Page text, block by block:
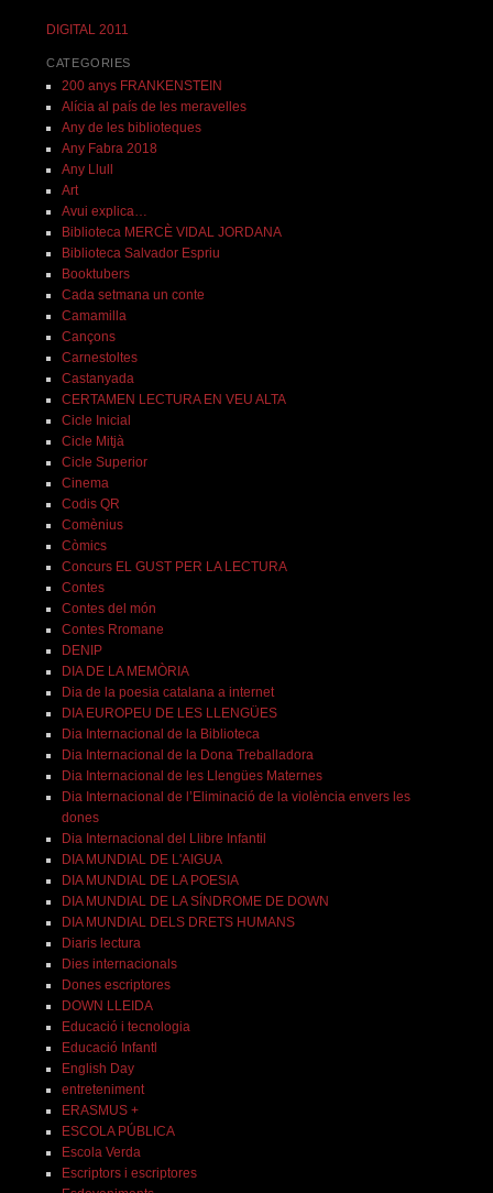
DIGITAL 2011
CATEGORIES
200 anys FRANKENSTEIN
Alícia al país de les meravelles
Any de les biblioteques
Any Fabra 2018
Any Llull
Art
Avui explica…
Biblioteca MERCÈ VIDAL JORDANA
Biblioteca Salvador Espriu
Booktubers
Cada setmana un conte
Camamilla
Cançons
Carnestoltes
Castanyada
CERTAMEN LECTURA EN VEU ALTA
Cicle Inicial
Cicle Mitjà
Cicle Superior
Cinema
Codis QR
Comènius
Còmics
Concurs EL GUST PER LA LECTURA
Contes
Contes del món
Contes Rromane
DENIP
DIA DE LA MEMÒRIA
Dia de la poesia catalana a internet
DIA EUROPEU DE LES LLENGÜES
Dia Internacional de la Biblioteca
Dia Internacional de la Dona Treballadora
Dia Internacional de les Llengües Maternes
Dia Internacional de l’Eliminació de la violència envers les
dones
Dia Internacional del Llibre Infantil
DIA MUNDIAL DE L'AIGUA
DIA MUNDIAL DE LA POESIA
DIA MUNDIAL DE LA SÍNDROME DE DOWN
DIA MUNDIAL DELS DRETS HUMANS
Diaris lectura
Dies internacionals
Dones escriptores
DOWN LLEIDA
Educació i tecnologia
Educació Infantl
English Day
entreteniment
ERASMUS +
ESCOLA PÚBLICA
Escola Verda
Escriptors i escriptores